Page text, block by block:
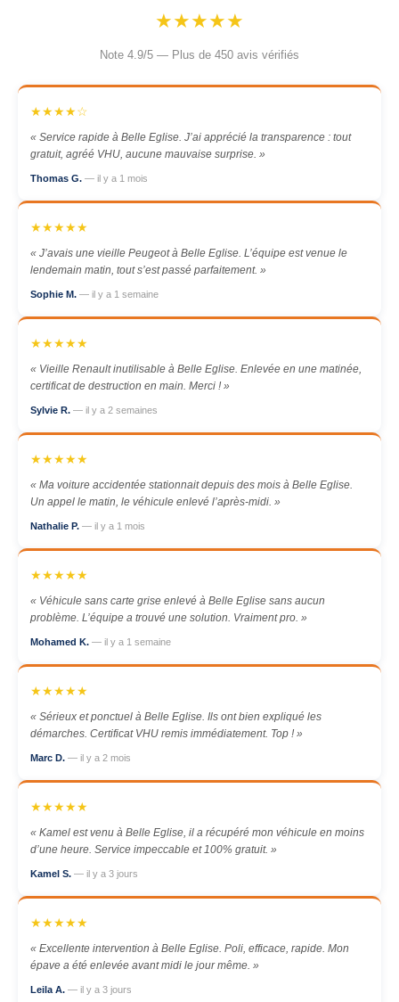
★★★★★
Note 4.9/5 — Plus de 450 avis vérifiés
★★★★☆
« Service rapide à Belle Eglise. J’ai apprécié la transparence : tout
gratuit, agréé VHU, aucune mauvaise surprise. »
Thomas G. — il y a 1 mois
★★★★★
« J’avais une vieille Peugeot à Belle Eglise. L’équipe est venue le
lendemain matin, tout s’est passé parfaitement. »
Sophie M. — il y a 1 semaine
★★★★★
« Vieille Renault inutilisable à Belle Eglise. Enlevée en une matinée,
certificat de destruction en main. Merci ! »
Sylvie R. — il y a 2 semaines
★★★★★
« Ma voiture accidentée stationnait depuis des mois à Belle Eglise.
Un appel le matin, le véhicule enlevé l’après-midi. »
Nathalie P. — il y a 1 mois
★★★★★
« Véhicule sans carte grise enlevé à Belle Eglise sans aucun
problème. L’équipe a trouvé une solution. Vraiment pro. »
Mohamed K. — il y a 1 semaine
★★★★★
« Sérieux et ponctuel à Belle Eglise. Ils ont bien expliqué les
démarches. Certificat VHU remis immédiatement. Top ! »
Marc D. — il y a 2 mois
★★★★★
« Kamel est venu à Belle Eglise, il a récupéré mon véhicule en moins
d’une heure. Service impeccable et 100% gratuit. »
Kamel S. — il y a 3 jours
★★★★★
« Excellente intervention à Belle Eglise. Poli, efficace, rapide. Mon
épave a été enlevée avant midi le jour même. »
Leila A. — il y a 3 jours